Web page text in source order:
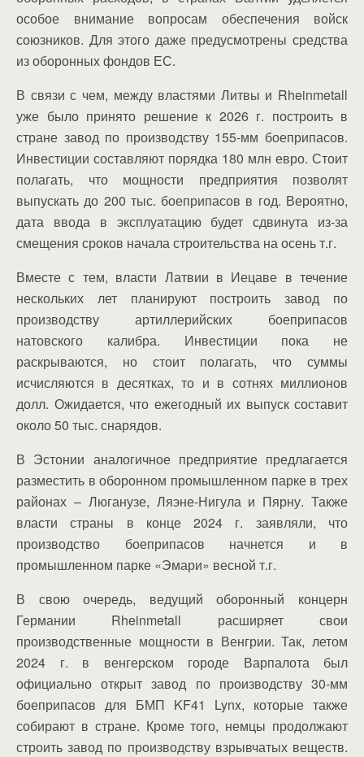
особое внимание вопросам обеспечения войск
союзников. Для этого даже предусмотрены средства
из оборонных фондов ЕС.
В связи с чем, между властями Литвы и Rheinmetall
уже было принято решение к 2026 г. построить в
стране завод по производству 155-мм боеприпасов.
Инвестиции составляют порядка 180 млн евро. Стоит
полагать, что мощности предприятия позволят
выпускать до 200 тыс. боеприпасов в год. Вероятно,
дата ввода в эксплуатацию будет сдвинута из-за
смещения сроков начала строительства на осень т.г.
Вместе с тем, власти Латвии в Иецаве в течение
нескольких лет планируют построить завод по
производству артиллерийских боеприпасов
натовского калибра. Инвестиции пока не
раскрываются, но стоит полагать, что суммы
исчисляются в десятках, то и в сотнях миллионов
долл. Ожидается, что ежегодный их выпуск составит
около 50 тыс. снарядов.
В Эстонии аналогичное предприятие предлагается
разместить в оборонном промышленном парке в трех
районах – Люганузе, Ляэне-Нигула и Пярну. Также
власти страны в конце 2024 г. заявляли, что
производство боеприпасов начнется и в
промышленном парке «Эмари» весной т.г.
В свою очередь, ведущий оборонный концерн
Германии Rheinmetall расширяет свои
производственные мощности в Венгрии. Так, летом
2024 г. в венгерском городе Варпалота был
официально открыт завод по производству 30-мм
боеприпасов для БМП KF41 Lynx, которые также
собирают в стране. Кроме того, немцы продолжают
строить завод по производству взрывчатых веществ.